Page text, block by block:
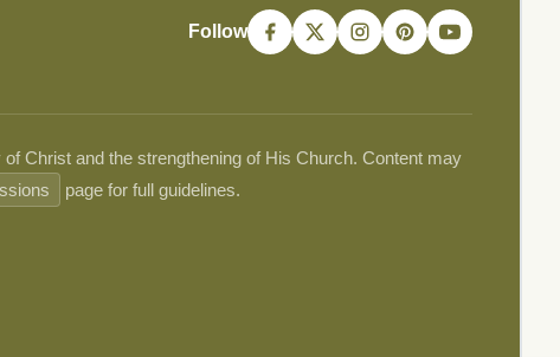
Follow
Christ and the strengthening of His Church. Content may
page for full guidelines.